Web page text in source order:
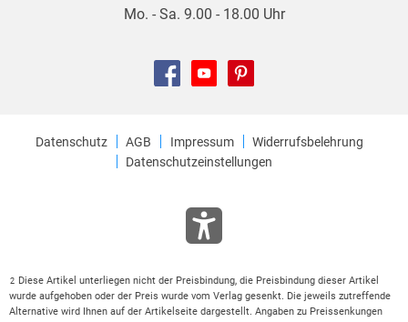
Mo. - Sa. 9.00 - 18.00 Uhr
Datenschutz AGB Impressum
Widerrufsbelehrung
Datenschutzeinstellungen
2 Diese Artikel unterliegen nicht der Preisbindung, die Preisbindung dieser Artikel
wurde aufgehoben oder der Preis wurde vom Verlag gesenkt. Die jeweils zutreffende
Alternative wird Ihnen auf der Artikelseite dargestellt. Angaben zu Preissenkungen